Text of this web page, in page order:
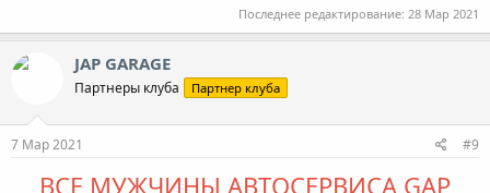
Последнее редактирование: 28 Мар 2021
JAP GARAGE
Партнеры клуба Партнер клуба
7 Мар 2021 #9
ВСЕ МУЖЧИНЫ АВТОСЕРВИСА GAP